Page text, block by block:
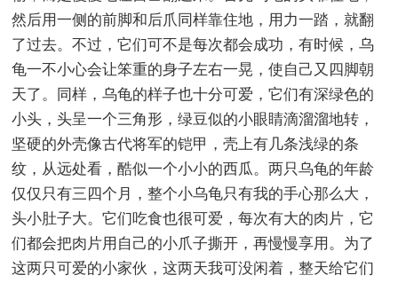
然后用一侧的前脚和后爪同样靠住地，用力一踏，就翻
了过去。不过，它们可不是每次都会成功，有时候，乌
龟一不小心会让笨重的身子左右一晃，使自己又四脚朝
天了。同样，乌龟的样子也十分可爱，它们有深绿色的
小头，头呈一个三角形，绿豆似的小眼睛滴溜溜地转，
坚硬的外壳像古代将军的铠甲，壳上有几条浅绿的条
纹，从远处看，酷似一个小小的西瓜。两只乌龟的年龄
仅仅只有三四个月，整个小乌龟只有我的手心那么大，
头小肚子大。它们吃食也很可爱，每次有大的肉片，它
们都会把肉片用自己的小爪子撕开，再慢慢享用。为了
这两只可爱的小家伙，这两天我可没闲着，整天给它们